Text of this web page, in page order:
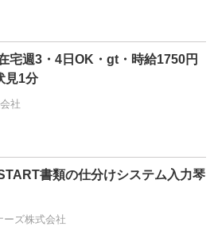
宅週3・4日OK・gt・時給1750円
見1分
社
書類の仕分けシステム入力琴
ーズ株式会社